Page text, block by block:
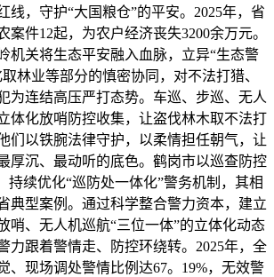
线，守护“大国粮仓”的平安。2025年，省
案件12起，为农户经济丧失3200余万元。
机关将生态平安融入血脉，立异“生态警
林业等部分的慎密协同，对不法打猎、
为连结高压严打态势。车巡、步巡、无人
体化放哨防控收集，让盗伐林木取不法打
们以铁腕法律守护，以柔情担任朝气，让
厚沉、最动听的底色。鹤岗市以巡查防控
持续优化“巡防处一体化”警务机制，其相
典型案例。通过科学整合警力资本，建立
哨、无人机巡航“三位一体”的立体化动态
力跟着警情走、防控环绕转。2025年，全
、现场调处警情比例达67。19%，无效警